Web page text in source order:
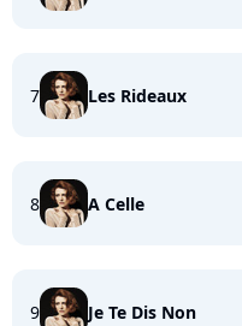
7 Les Rideaux
8 A Celle
9 Je Te Dis Non